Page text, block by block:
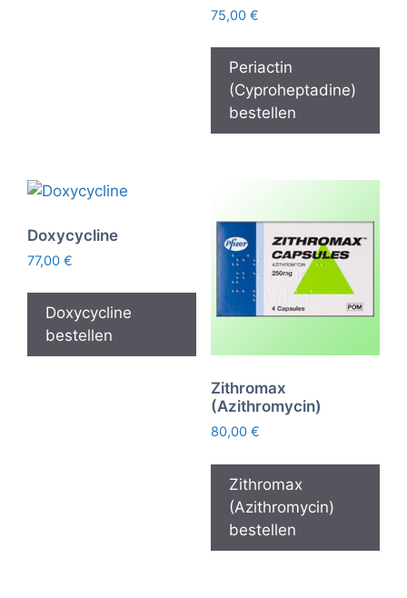
75,00 €
Periactin
(Cyproheptadine)
bestellen
Doxycycline
77,00 €
Doxycycline
bestellen
Zithromax
(Azithromycin)
80,00 €
Zithromax
(Azithromycin)
bestellen